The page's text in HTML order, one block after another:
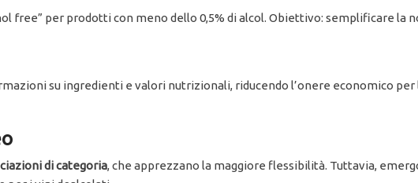
free” per prodotti con meno dello 0,5% di alcol. Obiettivo: semplificare la
su ingredienti e valori nutrizionali, riducendo l’onere economico per
di categoria, che apprezzano la maggiore flessibilità. Tuttavia,